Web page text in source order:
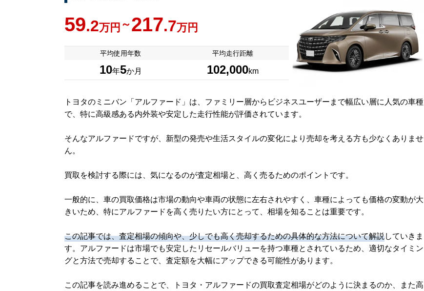
59.2万円 ～217.7万円
平均使用年数 平均走行距離
10年5か月 102,000km
トヨタのミニバン「アルファード」は、ファミリー層からビジネスユーザーまで幅広い層に人気の車種
で、特に高級感ある内外装や安定した走行性能が評価されています。
そんなアルファードですが、新型の発売や生活スタイルの変化により売却を考える方も少なくありませ
ん。
買取を検討する際には、気になるのが査定相場と、高く売るためのポイントです。
一般的に、車の買取価格は市場の動向や車両の状態に左右されやすく、車種によっても価格の変動が大
きいため、特にアルファードを高く売りたい方にとって、相場を知ることは重要です。
この記事では、査定相場の傾向や、少しでも高く売却するための具体的な方法について解説していきま
す。アルファードは市場でも安定したリセールバリューを持つ車種とされているため、適切なタイミン
グと方法で売却することで、査定額を大幅にアップできる可能性があります。
この記事を読み進めることで、トヨタ・アルファードの買取査定相場がどのように決まるのか、また高